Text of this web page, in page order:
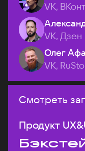
VK,
VK, Дзен
Олег
VK,
Смотреть
Продукт